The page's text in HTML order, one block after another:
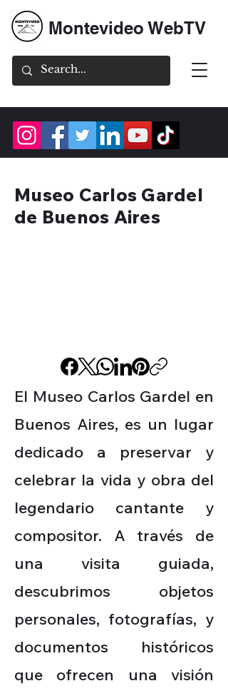
Montevideo WebTV
Museo Carlos Gardel
de Buenos Aires
El Museo Carlos Gardel en
Buenos Aires, es un lugar
dedicado a preservar y
celebrar la vida y obra del
legendario cantante y
compositor. A través de
una visita guiada,
descubrimos objetos
personales, fotografías, y
documentos históricos
que ofrecen una visión